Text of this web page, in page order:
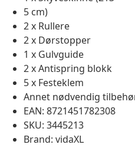
5 cm)
2 x Rullere
2 x Dørstopper
1 x Gulvguide
2 x Antispring blokk
5 x Festeklem
Annet nødvendig
EAN: 8721451782308
SKU: 3445213
Brand: vidaXL